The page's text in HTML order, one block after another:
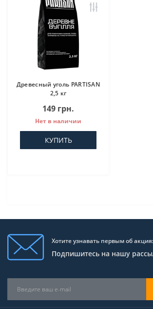
Древесный уголь PARTISAN
2,5 кг
149 грн.
Нет в наличии
КУПИТЬ
Хотите узнавать первым об
Подпишитесь на нашу